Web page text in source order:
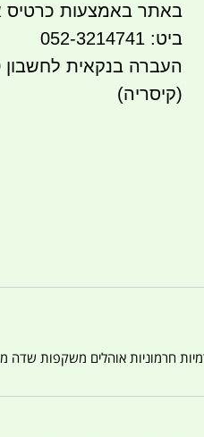
באתר באמצעות כרטיס
ביט: 052-3214741
(קיסריה)
חרמוניות אוהלים משקפות